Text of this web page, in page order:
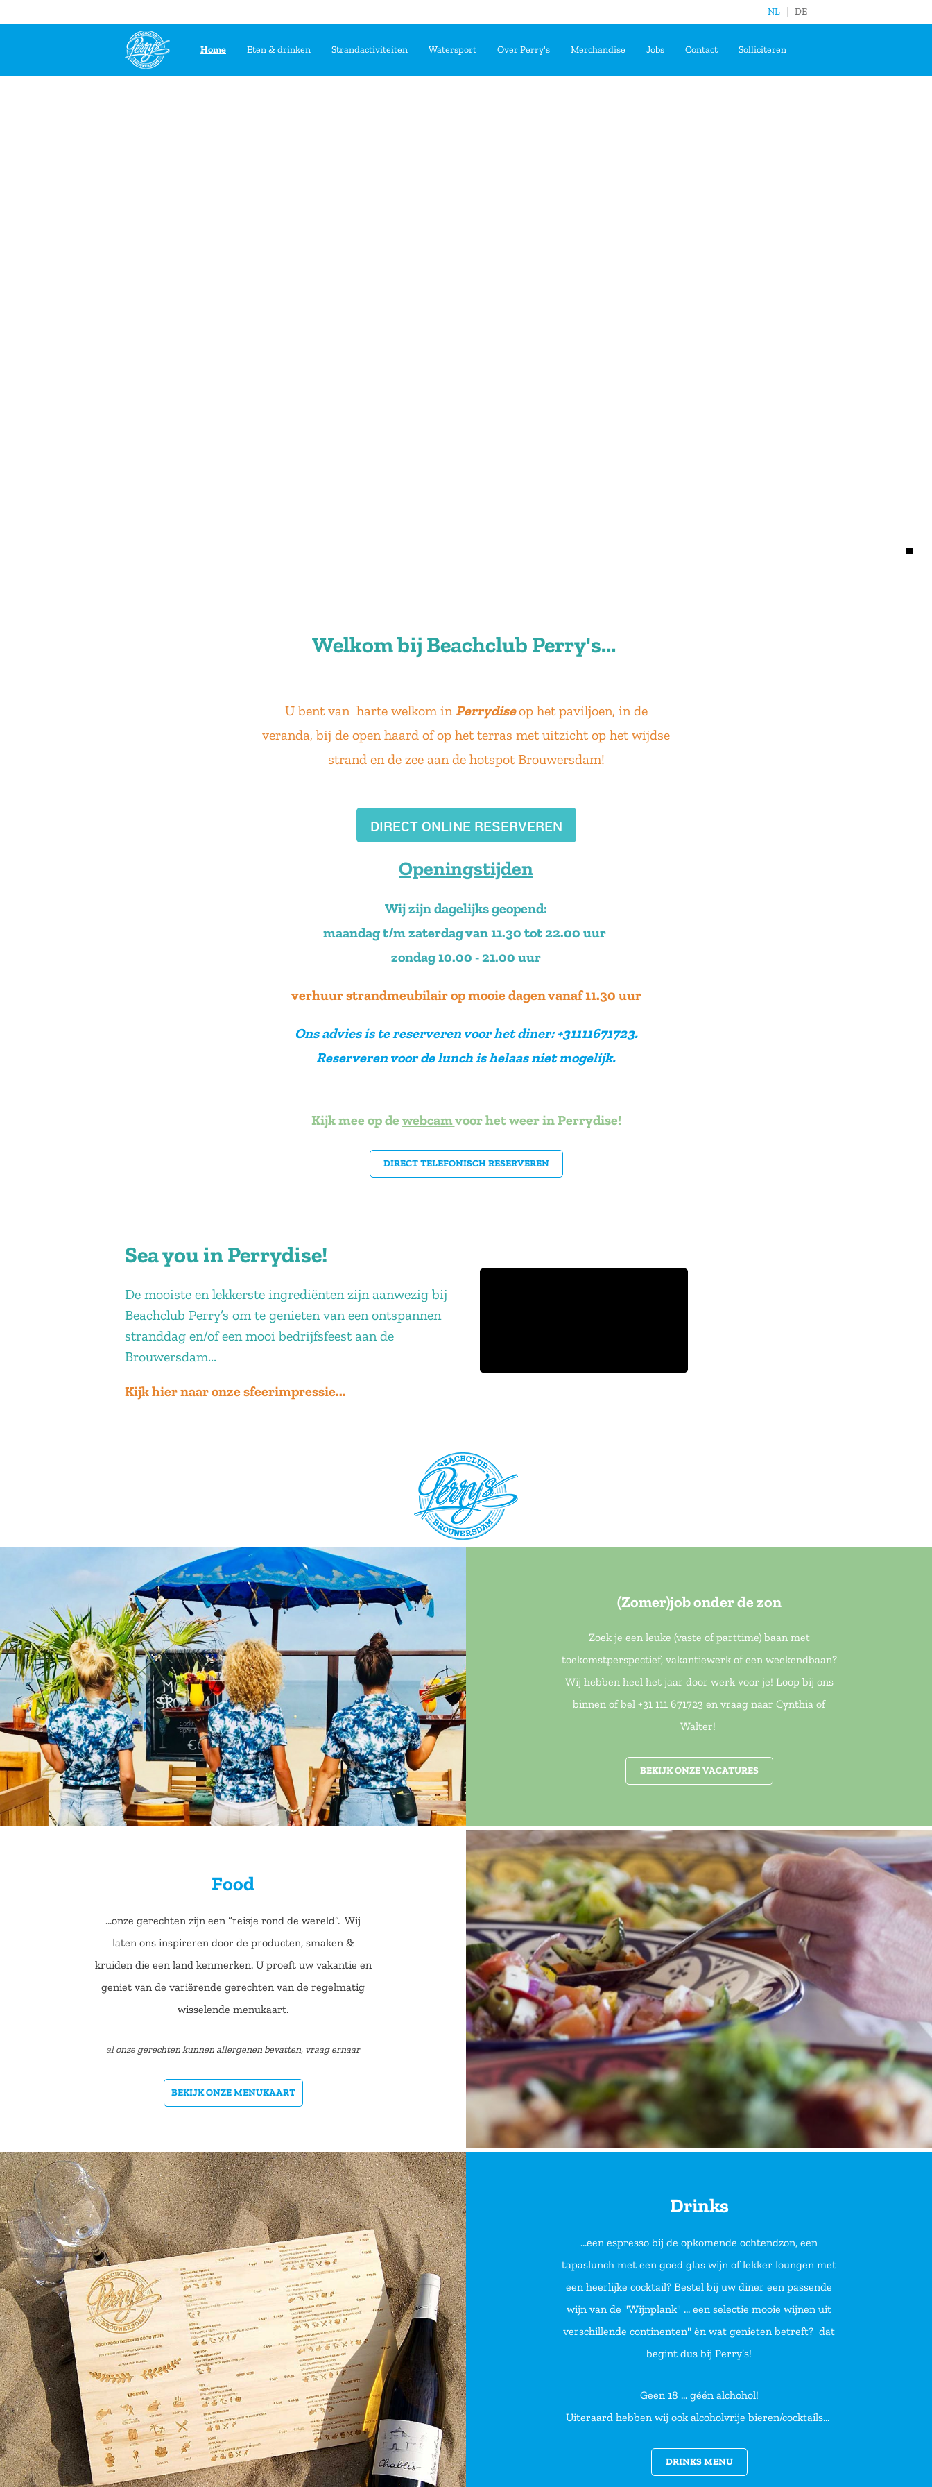
NL DE
Home Eten & drinken Strandactiviteiten Watersport Over Perry's Merchandise Jobs Contact Solliciteren
Welkom bij Beachclub Perry's...
U bentvan harte welkom in Perrydiseop het paviljoen, in de
veranda, bij de open haard of op het terras met uitzicht op het wijdse
strand en de zee aan de hotspot Brouwersdam!
DIRECT ONLINE RESERVEREN
Openingstijden
Wij zijn dagelijks geopend:
maandag t/m zaterdag van 11.30 tot 22.00 uur
zondag 10.00 - 21.00 uur
verhuur strandmeubilair op mooie dagen vanaf 11.30 uur
Ons advies is te reserveren voor het diner: +31111671723.
Reserveren voor de lunch is helaas niet mogelijk.
Kijk mee op de webcamvoor het weer in Perrydise!
DIRECT TELEFONISCH RESERVEREN
Sea you in Perrydise!
De mooiste en lekkerste ingrediënten zijn aanwezig bij
Beachclub Perry’s om te genieten van een ontspannen
stranddag en/of een mooi bedrijfsfeest aan de
Brouwersdam...
Kijk hier naar onze sfeerimpressie...
(Zomer)job onder de zon
Zoek je een leuke (vaste of parttime) baan met
toekomstperspectief, vakantiewerk of een weekendbaan?
Wij hebben heel het jaar door werk voor je! Loop bij ons
binnen of bel +31 111 671723 en vraag naar Cynthia of
Walter!
BEKIJK ONZE VACATURES
Food
…onze gerechten zijn een “reisje rond de wereld”. Wij
laten ons inspireren door de producten, smaken &
kruiden die een land kenmerken. U proeft uw vakantie en
geniet van de variërende gerechten van de regelmatig
wisselende menukaart.
al onze gerechten kunnen allergenen bevatten, vraag ernaar
BEKIJK ONZE MENUKAART
Drinks
…een espresso bij de opkomende ochtendzon, een
tapaslunch met een goed glas wijn of lekker loungen met
een heerlijke cocktail? Bestel bij uw diner een passende
wijn van de "Wijnplank" ... een selectie mooie wijnen uit
verschillende continenten" èn wat genieten betreft? dat
begint dus bij Perry’s!
Geen 18 ... géén alchohol!
Uiteraard hebben wij ook alcoholvrije bieren/cocktails...
DRINKS MENU